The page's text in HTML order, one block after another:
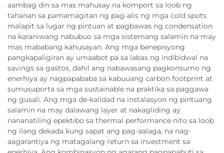
aambag din sa mas mahusay na komport sa loob ng
tahanan sa pamamagitan ng pag-alis ng mga cold spots
malapit sa lugar ng pintuan at pagbawas ng condensation
na karaniwang nabubuo sa mga sistemang salamin na may
mas mababang kahusayan. Ang mga benepisyong
pangkapaligiran ay umaabot pa sa labas ng indibidwal na
savings sa gastos, dahil ang nabawasang pagkonsumo ng
enerhiya ay nagpapababa sa kabuuang carbon footprint at
sumusuporta sa mga sustainable na praktika sa paggawa
ng gusali. Ang mga de-kalidad na instalasyon ng pintuang
salamin na may dalawang layer at nakagliding ay
nananatiling epektibo sa thermal performance nito sa loob
ng ilang dekada kung sapat ang pag-aalaga, na nag-
aagarantiya ng matagalang return sa investment sa